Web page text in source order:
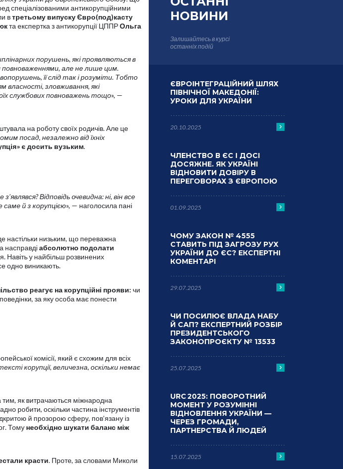
спеціалізованими антикорупційними
втретьому випуску Євро(под)касту
та експертка з антикорупції ЦППРОльга
порушень, які проявляються в
але не лише цим.
її слід так і розуміти. Тобто
власності, зловживання, які
службових повноважень тощо», —
на роботу своїх родичів. Але це
посад, незалежно від їхніх
є досить вузьким.
Відповідь очевидна: ні, він все
й з корупцією», — наголосила пані
настільки низьким, що переважна
насправдіабсолютно подолати
Навіть у найбільш розвинених
одно виникають.
реагує на корупційні прояви: чи
за яку особа має понести
комісії, який є схожим для всіх
корупції, величезна, оскільки немає
як витрачаються міжнародна
робити, оскільки частина інструментів
й прозорою сферу, пов’язану із
Тому необхідно шукати баланс між
красти. Проте, за словами Миколи
НОВИНИ
Залишайтесь в курсі
останніх подій
ЄВРОІНТЕГРАЦІЙНИЙ ШЛЯХ
ПІВНІЧНОЇ МАКЕДОНІЇ:
УРОКИ ДЛЯ УКРАЇНИ
20.10.2025
ЧЛЕНСТВО В ЄС І ДОСІ
ДОСЯЖНЕ. ЯК УКРАЇНІ
ВІДНОВИТИ ДОВІРУ В
ПЕРЕГОВОРАХ З ЄВРОПОЮ
01.09.2025
ЧОМУ ЗАКОН № 4555
СТАВИТЬ ПІД ЗАГРОЗУ РУХ
УКРАЇНИ ДО ЄС? ЕКСПЕРТНІ
КОМЕНТАРІ
29.07.2025
ЧИ ПОСИЛЮЄ ВЛАДА НАБУ
Й САП? ЕКСПЕРТНИЙ РОЗБІР
ПРЕЗИДЕНТСЬКОГО
ЗАКОНОПРОЄКТУ № 13533
25.07.2025
URC 2025: ПОВОРОТНИЙ
МОМЕНТ У РОЗУМІННІ
ВІДНОВЛЕННЯ УКРАЇНИ —
ЧЕРЕЗ ГРОМАДИ,
ПАРТНЕРСТВА Й ЛЮДЕЙ
15.07.2025